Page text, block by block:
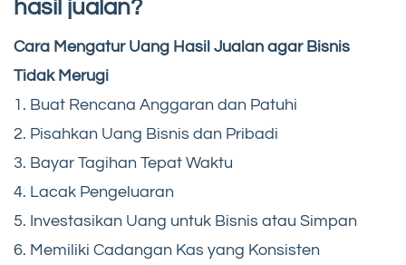
hasil jualan?
Cara Mengatur Uang Hasil Jualan agar Bisnis
Tidak Merugi
1. Buat Rencana Anggaran dan Patuhi
2. Pisahkan Uang Bisnis dan Pribadi
3. Bayar Tagihan Tepat Waktu
4. Lacak Pengeluaran
5. Investasikan Uang untuk Bisnis atau Simpan
6. Memiliki Cadangan Kas yang Konsisten